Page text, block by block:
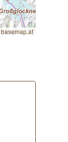
basemap.at